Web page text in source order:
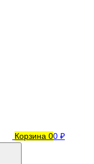
Корзина 00 ₽